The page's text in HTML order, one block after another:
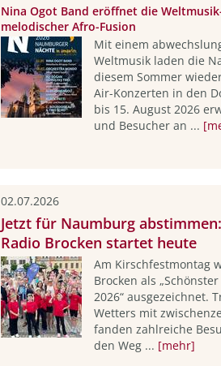
Nina Ogot Band eröffnet die
melodischer Afro-Fusion
Mit einem
Weltmusik laden die
diesem Sommer
Air-Konzerten in den
bis 15. August 2026
und Besucher an ...
02.07.2026
Jetzt für Naumburg
Radio Brocken startet heute
Am Kirschfestmontag
Brocken als
2026“ ausgezeichnet.
Wetters mit
fanden zahlreiche
den Weg ... [mehr]